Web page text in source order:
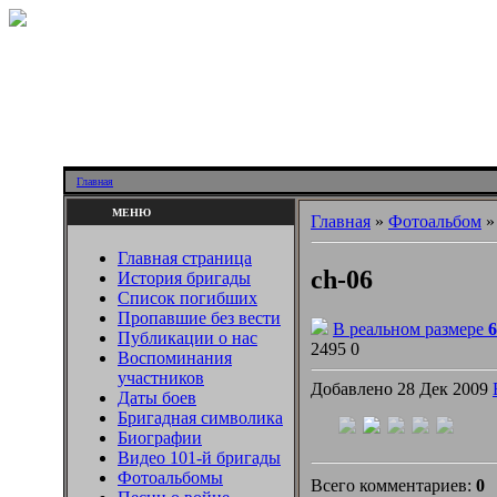
Главная
МЕНЮ
Главная страница
История бригады
Список погибших
Пропавшие без вести
Публикации о нас
Воспоминания
участников
Даты боев
Бригадная символика
Биографии
Видео 101-й бригады
Фотоальбомы
Главная » Фотоальбом
ch-06
В реальном размере
2495 0
Добавлено 28 Дек 2009
Всего комментариев: 0